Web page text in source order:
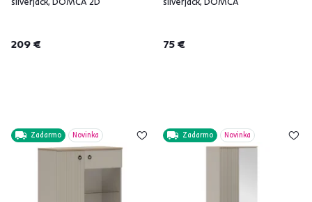
209 € 75 €
Zadarmo Novinka Zadarmo Novinka